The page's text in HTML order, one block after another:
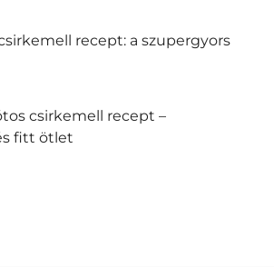
recept: a szupergyors
csirkemell recept –
fitt ötlet